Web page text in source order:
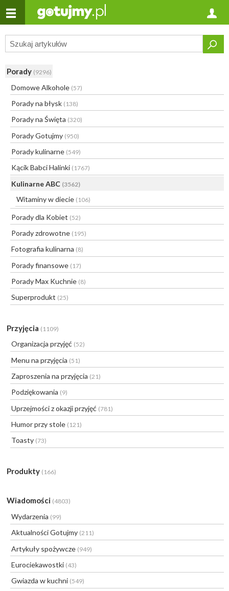
Porady (9296)
Domowe Alkohole (57)
Porady na błysk (138)
Porady na Święta (320)
Porady Gotujmy (950)
Porady kulinarne (549)
Kącik Babci Halinki (1767)
Kulinarne ABC (3562)
Witaminy w diecie (106)
Porady dla Kobiet (52)
Porady zdrowotne (195)
Fotografia kulinarna (8)
Porady finansowe (17)
Porady Max Kuchnie (8)
Superprodukt (25)
Przyjęcia (1109)
Organizacja przyjęć (52)
Menu na przyjęcia (51)
Zaproszenia na przyjęcia (21)
Podziękowania (9)
Uprzejmości z okazji przyjęć (781)
Humor przy stole (121)
Toasty (73)
Produkty (166)
Wiadomości (4803)
Wydarzenia (99)
Aktualności Gotujmy (211)
Artykuły spożywcze (949)
Eurociekawostki (43)
Gwiazda w kuchni (549)